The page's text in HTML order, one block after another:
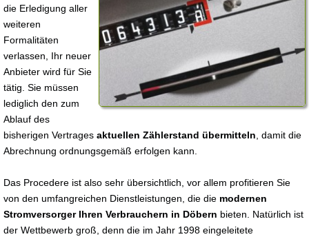
die Erledigung aller
weiteren
Formalitäten
verlassen, Ihr neuer
Anbieter wird für Sie
tätig. Sie müssen
lediglich den zum
Ablauf des
bisherigen Vertrages aktuellen Zählerstand übermitteln , damit die
Abrechnung ordnungsgemäß erfolgen kann.
Das Procedere ist also sehr übersichtlich, vor allem profitieren Sie
von den umfangreichen Dienstleistungen, die die modernen
Stromversorger Ihren Verbrauchern in Döbern bieten. Natürlich ist
der Wettbewerb groß, denn die im Jahr 1998 eingeleitete